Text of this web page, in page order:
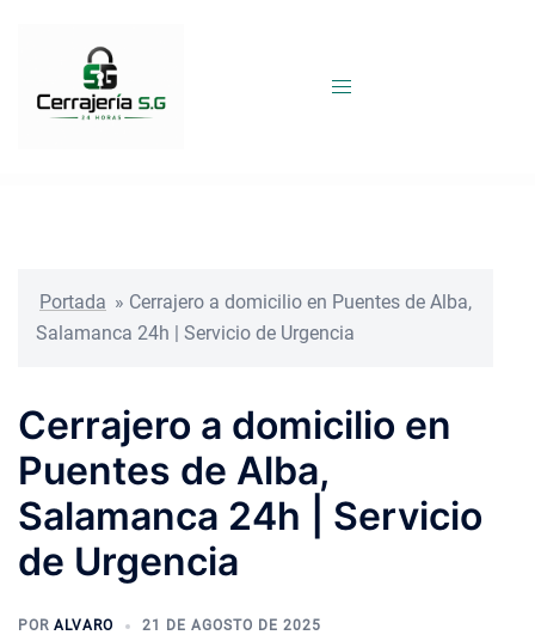
Portada » Cerrajero a domicilio en Puentes de Alba,
Salamanca 24h | Servicio de Urgencia
Cerrajero a domicilio en
Puentes de Alba,
Salamanca 24h | Servicio
de Urgencia
POR ALVARO 21 DE AGOSTO DE 2025